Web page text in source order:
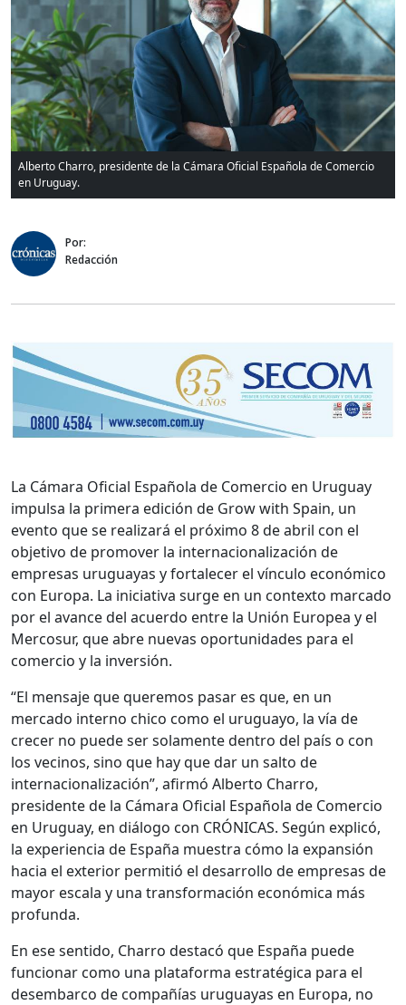
Alberto Charro, presidente de la Cámara Oficial Española de Comercio
en Uruguay.
Por:
Redacción
La Cámara Oficial Española de Comercio en Uruguay
impulsa la primera edición de Grow with Spain, un
evento que se realizará el próximo 8 de abril con el
objetivo de promover la internacionalización de
empresas uruguayas y fortalecer el vínculo económico
con Europa. La iniciativa surge en un contexto marcado
por el avance del acuerdo entre la Unión Europea y el
Mercosur, que abre nuevas oportunidades para el
comercio y la inversión.
“El mensaje que queremos pasar es que, en un
mercado interno chico como el uruguayo, la vía de
crecer no puede ser solamente dentro del país o con
los vecinos, sino que hay que dar un salto de
internacionalización”, afirmó Alberto Charro,
presidente de la Cámara Oficial Española de Comercio
en Uruguay, en diálogo con CRÓNICAS. Según explicó,
la experiencia de España muestra cómo la expansión
hacia el exterior permitió el desarrollo de empresas de
mayor escala y una transformación económica más
profunda.
En ese sentido, Charro destacó que España puede
funcionar como una plataforma estratégica para el
desembarco de compañías uruguayas en Europa, no